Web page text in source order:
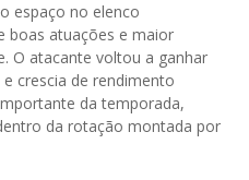
espaço no elenco
boas atuações e maior
O atacante voltou a ganhar
crescia de rendimento
da temporada,
da rotação montada por